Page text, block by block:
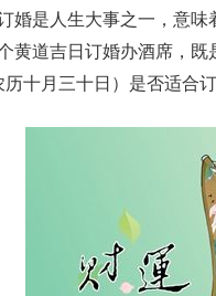
婚是人生大事之一，意
黄道吉日订婚办酒席，
十月三十日）是否适合订